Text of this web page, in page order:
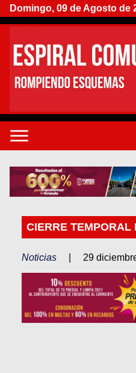
Domingo, 09 de Agosto de
CIERRE TEMPORAL
Noticias 29